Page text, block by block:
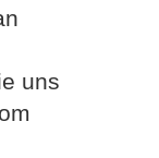
uns